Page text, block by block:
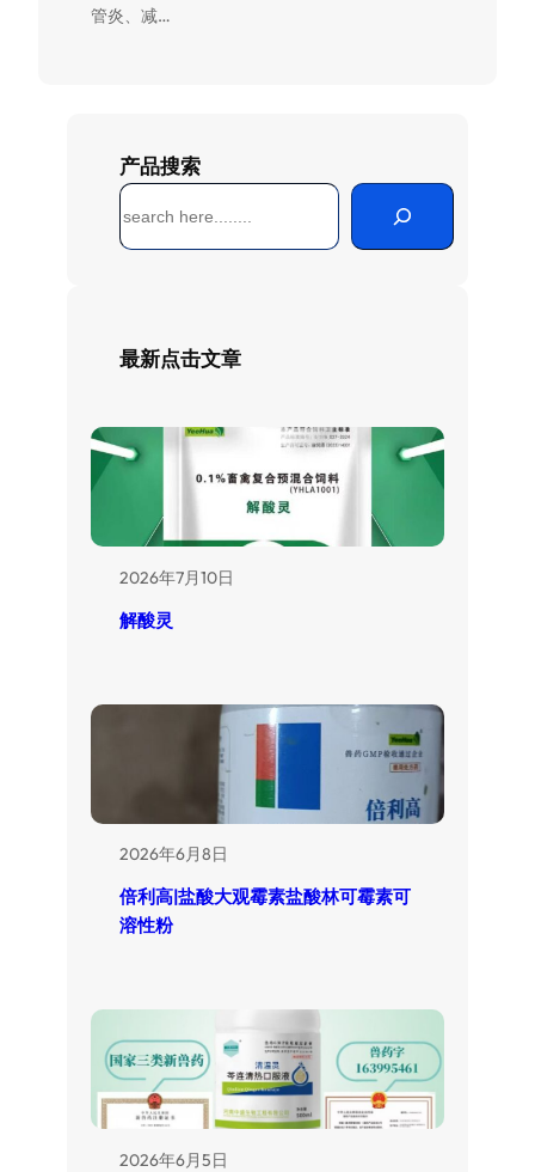
管炎、减…
产品搜索
搜
索
最新点击文章
2026年7月10日
解酸灵
2026年6月8日
倍利高|盐酸大观霉素盐酸林可霉素可
溶性粉
2026年6月5日